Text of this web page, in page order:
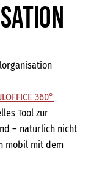
360°
Tool zur
– natürlich nicht
mobil mit dem